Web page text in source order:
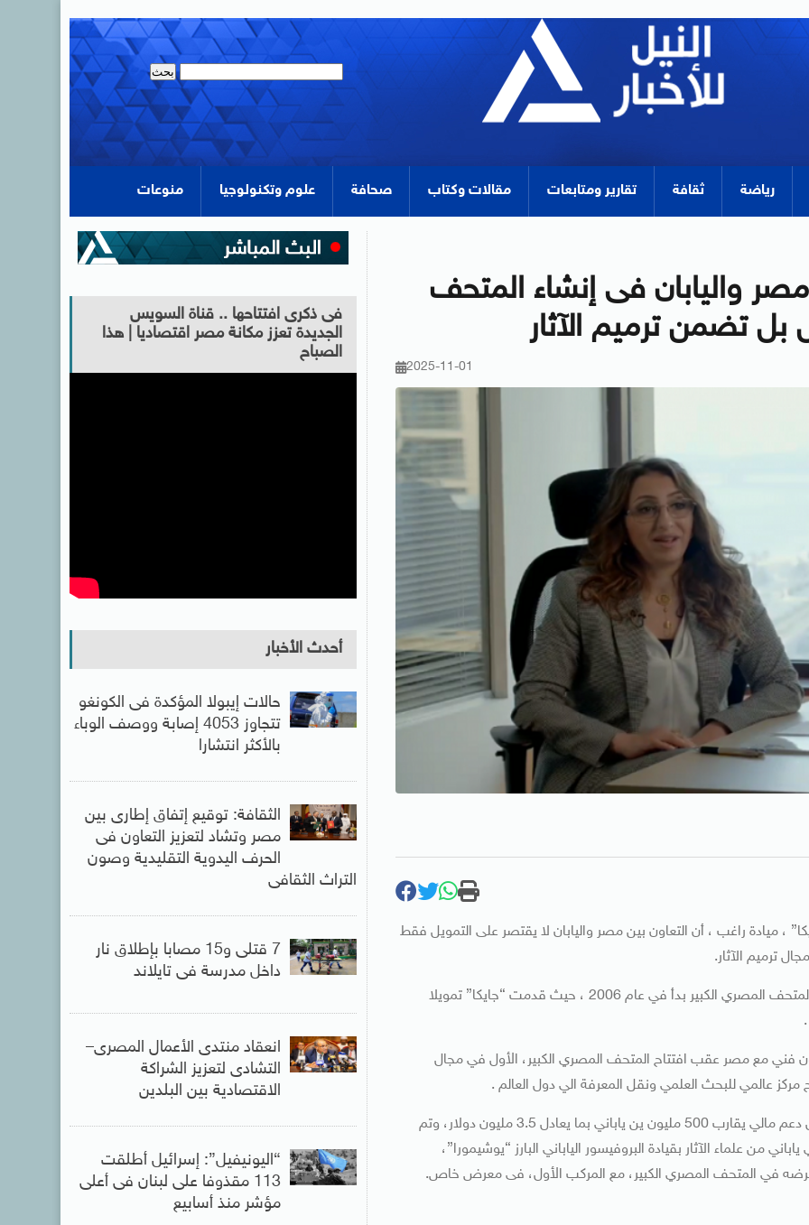
رياضة ثقافة تقارير ومتابعات مقالات وكتاب صحافة علوم وتكنولوجيا منوعات
واليابان فى إنشاء المتحف
بل تضمن ترميم الآثار
2025-11-01
، ميادة راغب ، أن التعاون بين مصر واليابان لا يقتصر على التمويل فقط
ترميم الآثار.
وقالت ميادة راغب إن التعاون الأول بين مصر واليابان لإقامة المتحف المصري الكبير بدأ في عام 2006 ، حيث قدمت “جايكا” تمويلا
فني مع مصر عقب افتتاح المتحف المصري الكبير، الأول في مجال
مركز عالمي للبحث العلمي ونقل المعرفة الي دول العالم .
وساهمت “جايكا: في حفر وترميم مركب خوفو الثاني من خلال دعم مالي يقارب 500 مليون ين ياباني بما يعادل 3.5 مليون دولار، وتم
مصري ياباني من علماء الآثار بقيادة البروفيسور الياباني البارز “يوشيمورا”،
لعرضه في المتحف المصري الكبير، مع المركب الأول، فى معرض خاص.
فى ذكرى افتتاحها .. قناة السويس
الجديدة تعزز مكانة مصر اقتصاديا | هذا
الصباح
أحدث الأخبار
حالات إيبولا المؤكدة فى الكونغو
تتجاوز 4053 إصابة ووصف الوباء
بالأكثر انتشارا
الثقافة: توقيع إتفاق إطارى بين
مصر وتشاد لتعزيز التعاون فى
الحرف اليدوية التقليدية وصون
التراث الثقافى
7 قتلى و15 مصابا بإطلاق نار
داخل مدرسة فى تايلاند
انعقاد منتدى الأعمال المصرى–
التشادى لتعزيز الشراكة
الاقتصادية بين البلدين
“اليونيفيل”: إسرائيل أطلقت
113 مقذوفا على لبنان فى أعلى
مؤشر منذ أسابيع